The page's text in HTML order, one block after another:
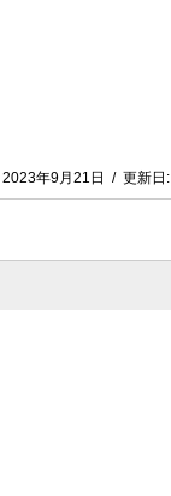
2023年9月21日 / 更新日: